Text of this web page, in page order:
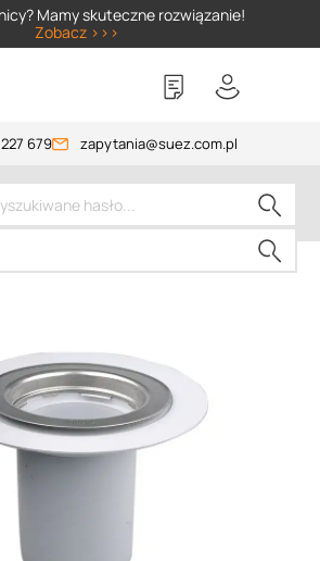
Mamy skuteczne rozwiązanie!
Zobacz >>>
679 zapytania@suez.com.pl